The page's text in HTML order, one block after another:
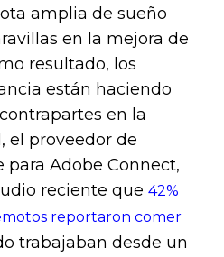
amplia de sueño
en la mejora de
resultado, los
están haciendo
en la
el proveedor de
para Adobe Connect,
reciente que 42%
reportaron comer
trabajaban desde un